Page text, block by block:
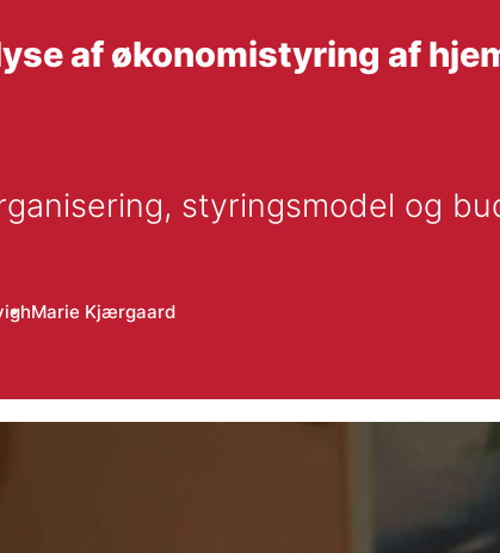
af økonomistyring af
styringsmodel og
Marie Kjærgaard